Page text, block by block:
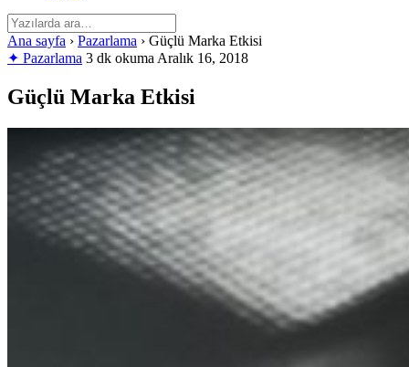
Ana sayfa › Pazarlama › Güçlü Marka Etkisi
✦ Pazarlama 3 dk okuma Aralık 16, 2018
Güçlü Marka Etkisi